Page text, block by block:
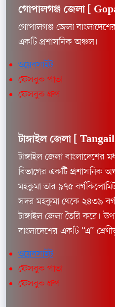
গোপালগঞ্জ জেলা [
গোপালগঞ্জ জেলা
একটি প্রশাসনিক অঞ্চল।
ওয়েবসাইট
ফেসবুক পাতা
ফেসবুক গ্রুপ
টাঙ্গাইল জেলা [
টাঙ্গাইল জেলা বাংলাদেশের
বিভাগের একটি প্রশাসনিক
মহকুমা তার ৯৭৫
সদর মহকুমা থেকে ২৪৩৯
টাঙ্গাইল জেলা তৈরি করে।
বাংলাদেশের একটি “এ”
ওয়েবসাইট
ফেসবুক পাতা
ফেসবুক গ্রুপ